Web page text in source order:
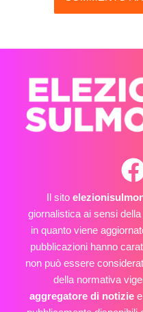
Il sito
giornalistica ai sensi
in quanto viene
pubblicazioni hanno
non può essere
della normativa
aggregatore di notizie